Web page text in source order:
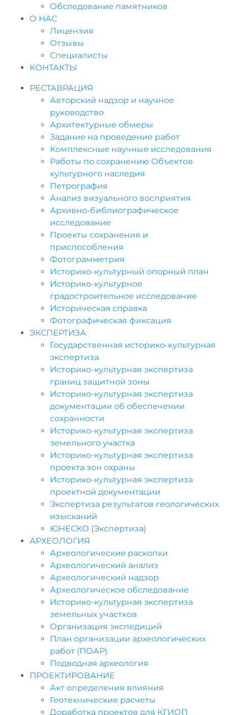
Обследование памятников
О НАС
Лицензия
Отзывы
Специалисты
КОНТАКТЫ
РЕСТАВРАЦИЯ
Авторский надзор и научное
руководство
Архитектурные обмеры
Задание на проведение работ
Комплексные научные исследования
Работы по сохранению Объектов
культурного наследия
Петрография
Анализ визуального восприятия
Архивно-библиографическое
исследование
Проекты сохранения и
приспособления
Фотограмметрия
Историко-культурный опорный план
Историко-культурное
градостроительное исследование
Историческая справка
Фотографическая фиксация
ЭКСПЕРТИЗА
Государственная историко-культурная
экспертиза
Историко-культурная экспертиза
границ защитной зоны
Историко-культурная экспертиза
документации об обеспечении
сохранности
Историко-культурная экспертиза
земельного участка
Историко-культурная экспертиза
проекта зон охраны
Историко-культурная экспертиза
проектной документации
Экспертиза результатов геологических
изысканий
ЮНЕСКО (Экспертиза)
АРХЕОЛОГИЯ
Археологические раскопки
Археологический анализ
Археологический надзор
Археологическое обследование
Историко-культурная экспертиза
земельных участков
Организация экспедиций
План организации археологических
работ (ПОАР)
Подводная археология
ПРОЕКТИРОВАНИЕ
Акт определения влияния
Геотехнические расчеты
Доработка проектов для КГИОП